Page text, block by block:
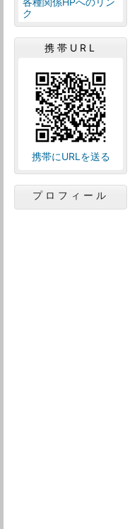
ク
携帯URL
携帯にURLを送る
プロフィール